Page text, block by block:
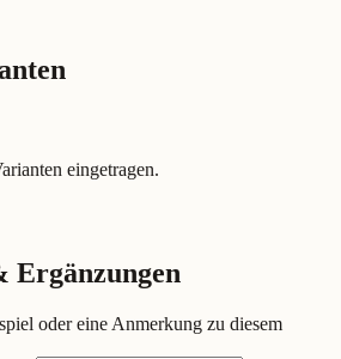
eingetragen.
Ergänzungen
oder eine Anmerkung zu diesem